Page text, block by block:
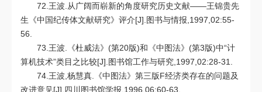
72.王波.从广阔而崭新的角度研究历史文献——王锦贵先
生《中国纪传体文献研究》评介[J].图书与情报,1997,02:55-
56.
73.王波.《杜威法》(第20版)和《中图法》(第3版)中“计
算机技术”类目之比较[J].图书馆工作与研究,1997,02:28-31.
74.王波,杨慧真.《中图法》第三版F经济类存在的问题及
改进意见[J].四川图书馆学报,1996,06:60-63.